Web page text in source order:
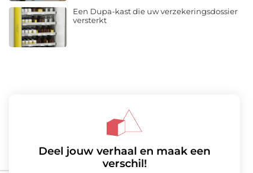
Een Dupa-kast die uw verzekeringsdossier
versterkt
Deel jouw verhaal en maak een
verschil!